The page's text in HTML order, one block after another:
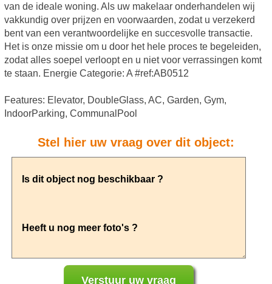
van de ideale woning. Als uw makelaar onderhandelen wij
vakkundig over prijzen en voorwaarden, zodat u verzekerd
bent van een verantwoordelijke en succesvolle transactie.
Het is onze missie om u door het hele proces te begeleiden,
zodat alles soepel verloopt en u niet voor verrassingen komt
te staan. Energie Categorie: A #ref:AB0512
Features: Elevator, DoubleGlass, AC, Garden, Gym,
IndoorParking, CommunalPool
Stel hier uw vraag over dit object: